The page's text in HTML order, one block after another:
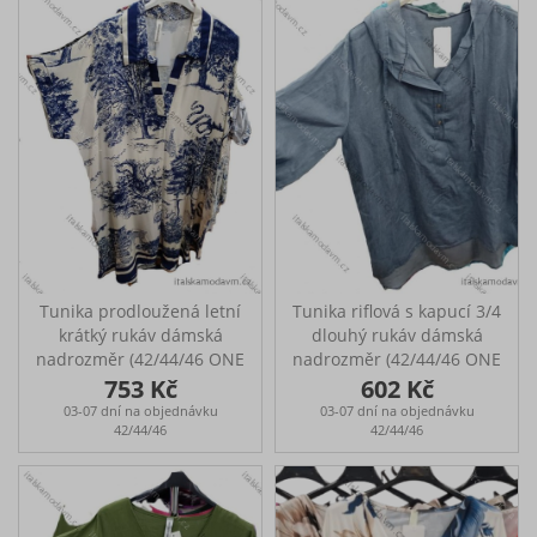
Tunika prodloužená letní
krátký rukáv dámská
nadrozměr (42/44/46 ONE
SIZE) ITALSKÁ MÓDA
IMSM25077
753 Kč
03-07 dní na objednávku
42/44/46
Tunika riflová s kapucí 3/4
dlouhý rukáv dámská
nadrozměr (42/44/46 ONE
SIZE) ITALSKÁ MÓDA
IMSM25068
602 Kč
03-07 dní na objednávku
42/44/46